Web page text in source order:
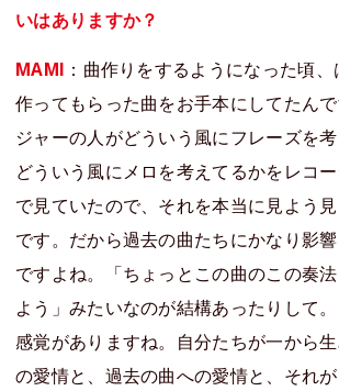
いはありますか？
MAMI ：曲作りをするようになった頃
作ってもらった曲をお手本にしてたん
ジャーの人がどういう風にフレーズを
どういう風にメロを考えてるかをレコ
で見ていたので、それを本当に見よう
です。だから過去の曲たちにかなり影
ですよね。「ちょっとこの曲のこの奏
よう」みたいなのが結構あったりして
感覚がありますね。自分たちが一から
の愛情と、過去の曲への愛情と、それ